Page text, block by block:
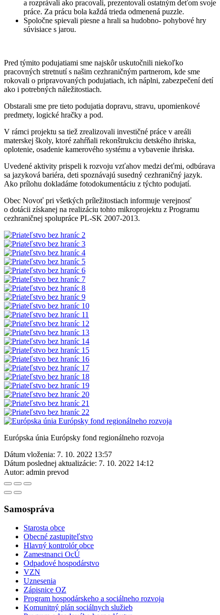
a rozprávali ako pracovali, prezentovali ostatným deťom svoje
práce. Za prácu bola každá trieda odmenená puzzle.
Spoločne spievali piesne a hrali sa hudobno- pohybové hry
súvisiace s jarou.
Pred týmito podujatiami sme najskôr uskutočnili niekoľko
pracovných stretnutí s našim cezhraničným partnerom, kde sme
rokovali o pripravovaných podujatiach, ich náplni, zabezpečení detí
ako i potrebných náležitostiach.
Obstarali sme pre tieto podujatia dopravu, stravu, upomienkové
predmety, logické hračky a pod.
V rámci projektu sa tiež zrealizovali investičné práce v areáli
materskej školy, ktoré zahŕňali rekonštrukciu detského ihriska,
oplotenie, osadenie kamerového systému a vybavenie ihriska.
Uvedené aktivity prispeli k rozvoju vzťahov medzi deťmi, odbúrava
sa jazyková bariéra, deti spoznávajú susedný cezhraničný jazyk.
Ako prílohu dokladáme fotodokumentáciu z týchto podujatí.
Obec Novoť pri všetkých príležitostiach informuje verejnosť
o dotácii získanej na realizáciu tohto mikroprojektu z Programu
cezhraničnej spolupráce PL-SK 2007-2013.
Európska únia Európsky fond regionálneho rozvoja
Dátum vloženia: 7. 10. 2022 13:57
Dátum poslednej aktualizácie: 7. 10. 2022 14:12
Autor: admin prevod
Samospráva
Starosta obce
Obecné zastupiteľstvo
Hlavný kontrolór obce
Zamestnanci OcÚ
Odpadové hospodárstvo
VZN
Uznesenia
Zápisnice OZ
Program hospodárskeho a sociálneho rozvoja
Komunitný plán sociálnych služieb